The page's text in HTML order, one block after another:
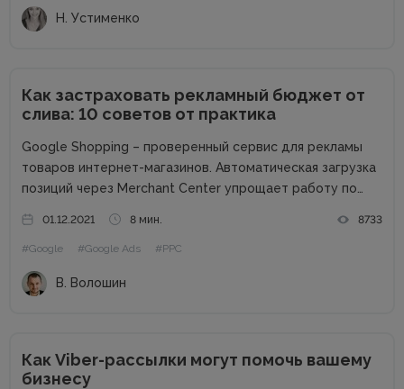
Н. Устименко
Как застраховать рекламный бюджет от
слива: 10 советов от практика
Google Shopping – проверенный сервис для рекламы
товаров интернет-магазинов. Автоматическая загрузка
позиций через Merchant Center упрощает работу по
Как правило, торговые кампании показывают высокую
эффективность, но помешать успеху могут ошибки и
01.12.2021 8 мин. 8733
#Google #Google Ads #PPC
В. Волошин
Как Viber-рассылки могут помочь вашему
бизнесу